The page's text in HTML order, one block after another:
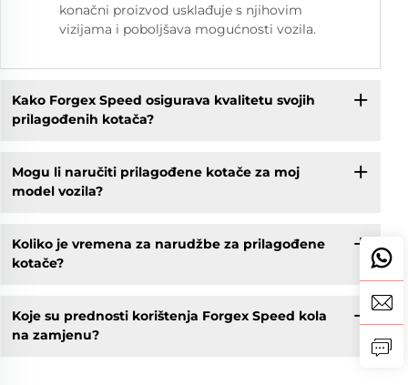
konačni proizvod usklađuje s njihovim
vizijama i poboljšava mogućnosti vozila.
Kako Forgex Speed osigurava kvalitetu svojih
prilagođenih kotača?
Mogu li naručiti prilagođene kotače za moj
model vozila?
Koliko je vremena za narudžbe za prilagođene
kotače?
Koje su prednosti korištenja Forgex Speed kola
na zamjenu?